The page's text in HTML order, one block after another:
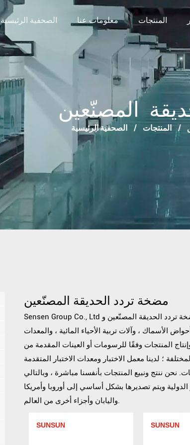
الصحفية الرئيسية معلومات عنا المنتجات
المصنّعين
الصحفية الرئيسية / المنتجات /
مضخة تردد الحديقة المصنّعين
تردد الحديقة المصنّعين
الأسماك ، وآلات تربية الأحياء المائية ، والمعدات
المنتجات وفقًا للرسومات أو العينات المقدمة من
؛ لدينا معمل الاختبار ومعدات الاختبار المتقدمة
نحن ننتج ونبيع المنتجات بأنفسنا مباشرة ، وبالتالي
ويتم تصديرها بشكل أساسي إلى أوروبا وأمريكا
واليابان وأجزاء أخرى من العالم.
SUNSUN SUNSUN